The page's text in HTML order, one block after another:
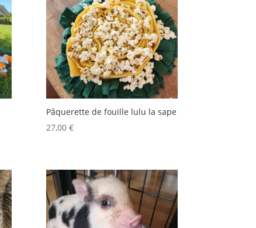
Pâquerette de fouille lulu la sape
27,00€